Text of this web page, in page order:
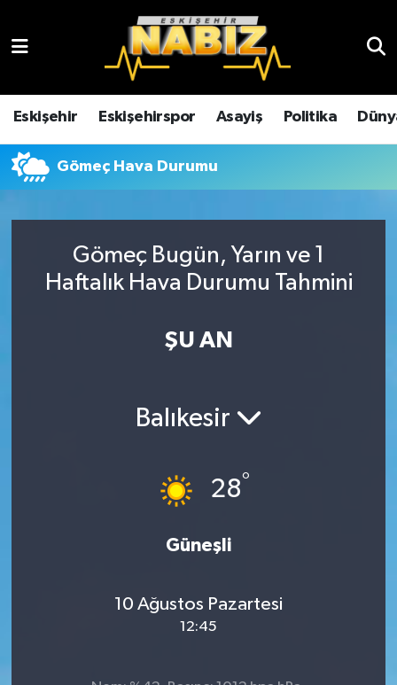
Eskişehir Eskişehirspor Asayiş Politika
Gömeç Hava Durumu
Gömeç Bugün, Yarın ve 1
Haftalık Hava Durumu Tahmini
ŞU AN
Balıkesir
28°
Güneşli
10 Ağustos Pazartesi
12:45
Çevre
Dünya
Ekonomi
Eskişehir
Eskişehir Hava Durumu
Eskişehir Trafik Yoğunluk Haritası
TFF 3.Lig 4.Grup Puan Durumu ve Fikstür
Son Dakika Haberleri
Haber Arşivi